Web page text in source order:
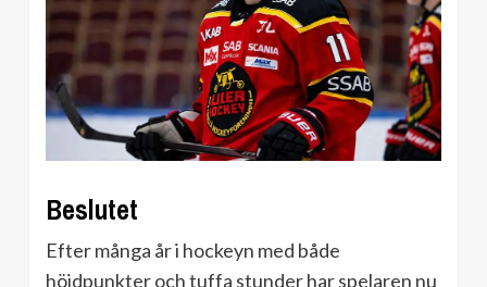
Beslutet
Efter många år i hockeyn med både
höjdpunkter och tuffa stunder har spelaren nu